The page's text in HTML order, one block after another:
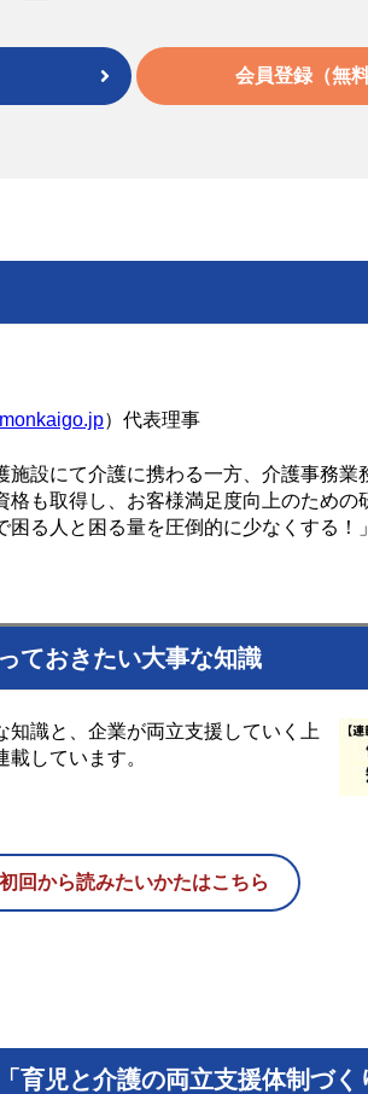
会員登録（無料
）代表理事
設にて介護に携わる一方、介護事務
も取得し、お客様満足度向上のため
る人と困る量を圧倒的に少なくする！
ておきたい大事な知識
識と、企業が両立支援していく上
しています。
初回から読みたいかたはこちら
育児と介護の両立支援体制づく